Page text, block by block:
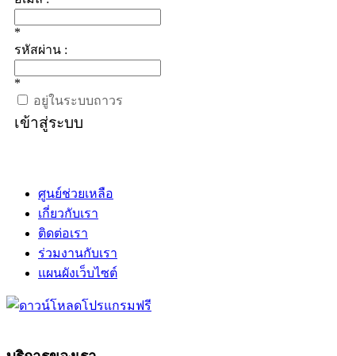
*
รหัสผ่าน :
*
อยู่ในระบบถาวร
เข้าสู่ระบบ
ศูนย์ช่วยเหลือ
เกี่ยวกับเรา
ติดต่อเรา
ร่วมงานกับเรา
แผนผังเว็บไซต์